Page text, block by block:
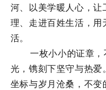
河、以美学暖人心，
理、走进百姓生活，
活。
一枚小小的证章
光，镌刻下坚守与热
坐标与岁月沧桑，不变